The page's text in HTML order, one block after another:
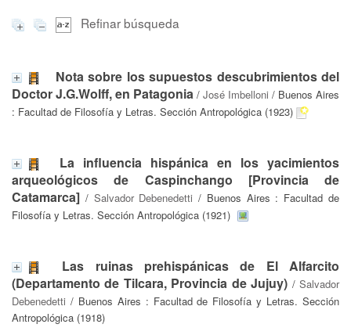
Refinar búsqueda
Nota sobre los supuestos descubrimientos del
Doctor J.G.Wolff, en Patagonia / José Imbelloni / Buenos Aires
: Facultad de Filosofía y Letras. Sección Antropológica (1923)
La influencia hispánica en los yacimientos
arqueológicos de Caspinchango [Provincia de
Catamarca] / Salvador Debenedetti / Buenos Aires : Facultad de
Filosofía y Letras. Sección Antropológica (1921)
Las ruinas prehispánicas de El Alfarcito
(Departamento de Tilcara, Provincia de Jujuy) /Salvador
Debenedetti / Buenos Aires : Facultad de Filosofía y Letras. Sección
Antropológica (1918)